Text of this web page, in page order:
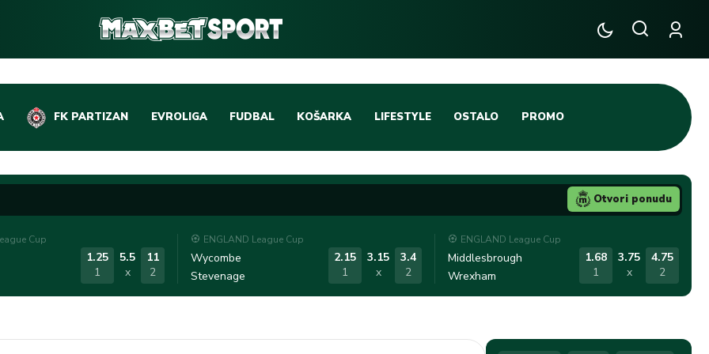
FK PARTIZAN EVROLIGA FUDBAL
DOMAĆI FUDBAL
LIGE PETICE
OSTALE LIGE
KOŠARKA
EVROLIGA
ABA LIGA
REPREZENTATIVNA KOŠARKA
LIFESTYLE OSTALO
TENIS
TIFO SCENA
KROZ OBRUČ!
PROMO
Cup
1.25
1
5.5
x
11
2
ENGLAND League Cup
Wycombe
Stevenage
2.15
1
3.15
x
3.4
2
ENGLAND League Cup
Middlesbrough
Wrexham
1.68
1
3.75
x
4.75
2
Otvori ponudu